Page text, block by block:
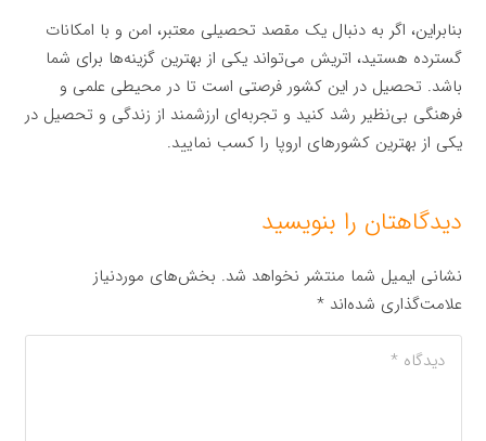
بنابراین، اگر به دنبال یک مقصد تحصیلی معتبر، امن و با امکانات
گسترده هستید، اتریش می‌تواند یکی از بهترین گزینه‌ها برای شما
باشد. تحصیل در این کشور فرصتی است تا در محیطی علمی و
فرهنگی بی‌نظیر رشد کنید و تجربه‌ای ارزشمند از زندگی و تحصیل در
یکی از بهترین کشورهای اروپا را کسب نمایید.
دیدگاهتان را بنویسید
نشانی ایمیل شما منتشر نخواهد شد. بخش‌های موردنیاز
علامت‌گذاری شده‌اند*